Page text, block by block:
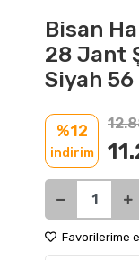
Bisan
28 Jant
Siyah 56
%12
indirim
Favorilerime